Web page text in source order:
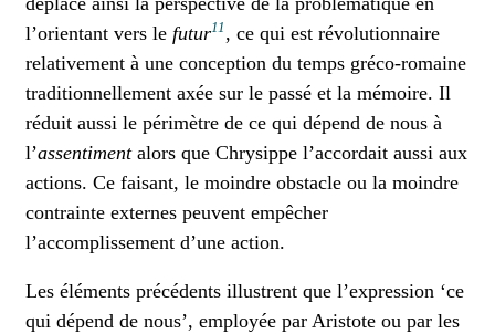
l’orientant vers le futur11 , ce qui est révolutionnaire
relativement à une conception du temps gréco-romaine
traditionnellement axée sur le passé et la mémoire. Il
réduit aussi le périmètre de ce qui dépend de nous à
l’assentimentalors que Chrysippe l’accordait aussi aux
actions. Ce faisant, le moindre obstacle ou la moindre
contrainte externes peuvent empêcher
l’accomplissement d’une action.
Les éléments précédents illustrent que l’expression ‘ce
qui dépend de nous’, employée par Aristote ou par les